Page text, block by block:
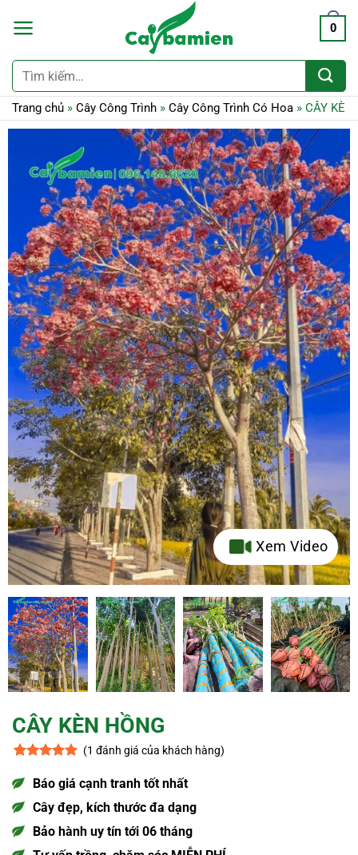
0
Tìm
kiếm:
Trang chủ » Cây Công Trình » Cây Công Trình Có Hoa » CÂY KÈN
Xem Video
CÂY KÈN HỒNG
dựa trên
đánh giá
(1 đánh giá của khách hàng)
Báo giá cạnh tranh tốt nhất
Cây đẹp, kích thước đa dạng
Bảo hành uy tín tới 06 tháng